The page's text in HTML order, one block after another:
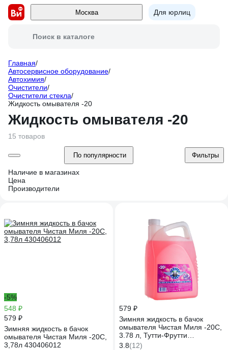
Москва Для юрлиц
Поиск в каталоге
Главная/
Автосервисное оборудование/
Автохимия/
Очистители/
Очистители стекла/
Жидкость омывателя -20
Жидкость омывателя -20
15 товаров
По популярности Фильтры
Наличие в магазинах
Цена
Производители
-5%
548 ₽
579 ₽
Зимняя жидкость в бачок
омывателя Чистая Миля -20C,
3,78л 430406012
579 ₽
Зимняя жидкость в бачок
омывателя Чистая Миля -20C,
3.78 л, Тутти-Фрутти
430406098
3.8(12)